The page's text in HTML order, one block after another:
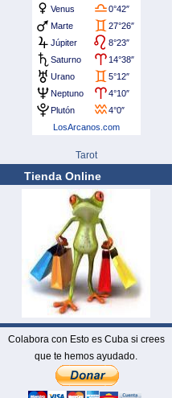
Tarot
Tienda Online
Colabora con Esto es Cuba si crees
que te hemos ayudado.